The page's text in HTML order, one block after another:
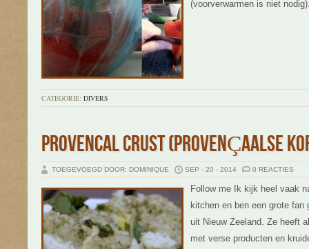
(voorverwarmen is niet
CATEGORIE: DIVERS
PROVENCAL CRUST (PROVENÇAALSE
TOEGEVOEGD DOOR: DOMINIQUE SEP - 20 - 2014 0 REACTIES
Follow me Ik kijk heel vaak
kitchen en ben een grote fan
uit Nieuw Zeeland. Ze heeft
met verse producten en